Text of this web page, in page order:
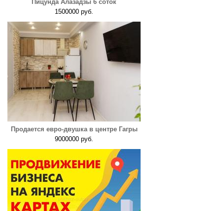
Пицунда Алазадзы 6 соток
1500000 руб.
Продается евро-двушка в центре Гагры
9000000 руб.